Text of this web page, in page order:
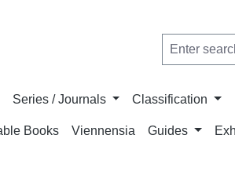
Series / Journals Classification
Books Viennensia Guides